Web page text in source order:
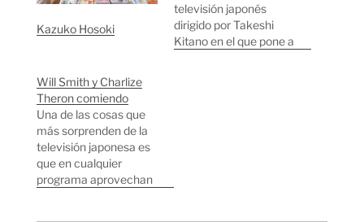
Kazuko Hosoki
televisión japonés
dirigido por Takeshi
Kitano en el que pone a
Will Smith y Charlize
Theron comiendo
Una de las cosas que
más sorprenden de la
televisión japonesa es
que en cualquier
programa aprovechan